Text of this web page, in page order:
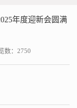
年度迎新会圆满
数：2750